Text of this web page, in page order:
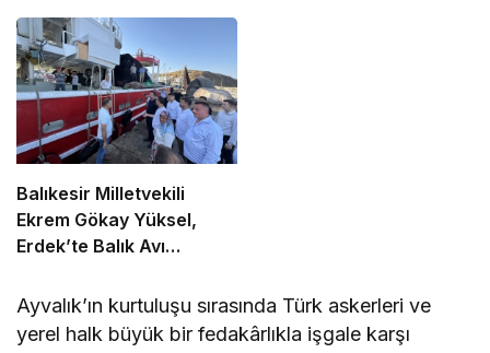
uyuşturucu ve dijital
bağımlılığa karşı
seferberlik
Balıkesir Milletvekili
Ekrem Gökay Yüksel,
Erdek’te Balık Avı
Bismillah” ile Açtı
Ayvalık’ın kurtuluşu sırasında Türk askerleri ve
yerel halk büyük bir fedakârlıkla işgale karşı